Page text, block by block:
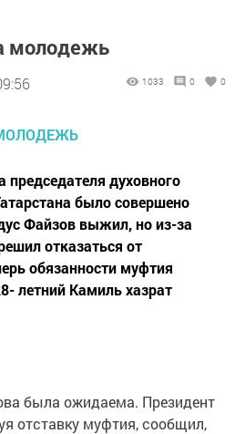
молодежь
1033 0 0
духовного
было совершено
Файзов выжил, но из-за
отказаться от
обязанности муфтия
летний Камиль хазрат
была ожидаема. Президент
отставку муфтия, сообщил,